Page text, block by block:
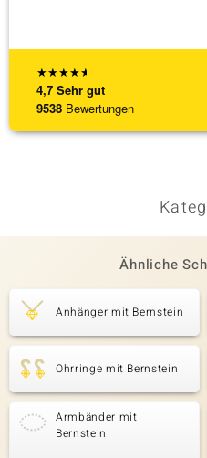
★★★★★
4,7 Sehr gut
9538 Bewertungen
Ähnliche
Anhänger mit Bernstein
Ohrringe mit Bernstein
Armbänder mit
Bernstein